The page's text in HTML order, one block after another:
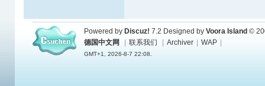
Powered by Discuz! 7.2 Designed by Voora Island ©
德国中文网
联系我们 Archiver WAP
GMT+1, 2026-8-7 22:08.